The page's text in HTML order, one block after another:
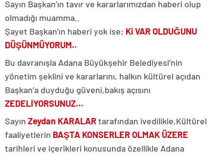
Sayın Başkan’ın tavır ve kararlarımızdan haberi olup
olmadığı muamma..
Şayet Başkan’ın haberi yok ise; Ki VAR OLDUĞUNU
DÜŞÜNMÜYORUM..
Bu davranışla Adana Büyükşehir Belediyesi’nin
yönetim şeklini ve kararlarını, halkın kültürel açıdan
Başkan’a duyduğu güveni,bakış açısını
ZEDELİYORSUNUZ…
Sayın Zeydan KARALARtarafından ivedilikle,Kültürel
faaliyetlerin BAŞTA KONSERLER OLMAK ÜZERE
tarihleri ve içerikleri konusunda özellikle Adana